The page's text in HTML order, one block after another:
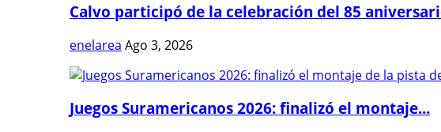
Calvo participó de la celebración del 85
enelarea Ago 3, 2026
Juegos Suramericanos 2026: finalizó el montaje...